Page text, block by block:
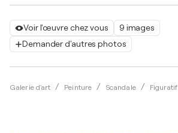
Voir l'œuvre chez vous
9 images
Demander d'autres photos
Galerie d'art Peinture Scandale Figuratif